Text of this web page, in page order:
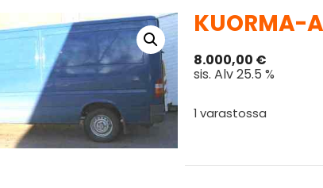
KUORMA-
8.000,00 €
sis. Alv 25.5 %
1 varastossa